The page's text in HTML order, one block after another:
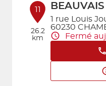
11
26.2
km
1 rue Louis
60230
Fermé